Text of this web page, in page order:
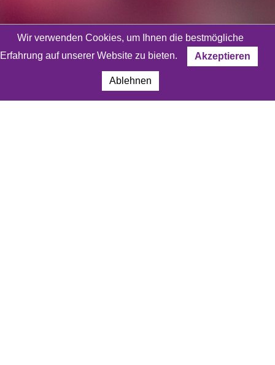
Bleiben wir in Kontakt!
Interessierst du dich für Meditation und
Wir verwenden Cookies, um Ihnen die bestmögliche
Erfahrung auf unserer Website zu bieten.
Akzeptieren
Ablehnen